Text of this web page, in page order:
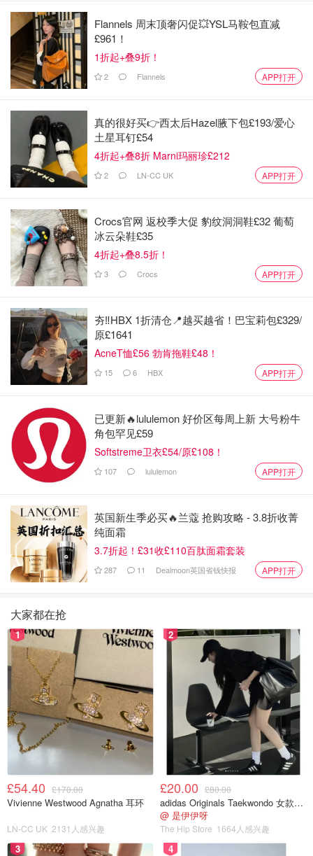
Flannels 周末顶奢闪促💥YSL马鞍包直减
£961！
1折起+叠9折！
2 Flannels APP打开
真的很好买👉西太后Hazel腋下包£193/爱心
土星耳钉£54
4折起+叠8折 Marni玛丽珍£212
2 LN-CC UK APP打开
Crocs官网 返校季大促 豹纹洞洞鞋£32 葡萄
冰云朵鞋£35
4折起+叠8.5折！
3 Crocs APP打开
夯‼️HBX 1折清仓📍越买越省！巴宝莉包£329/
原£1641
AcneT恤£56 勃肯拖鞋£48！
15 6 HBX APP打开
已更新🔥lululemon 好价区每周上新 大号粉牛
角包罕见£59
Softstreme卫衣£54/原£108！
107 lululemon APP打开
英国新生季必买🔥兰蔻 抢购攻略 - 3.8折收菁
纯面霜
3.7折起！£31收£110百肽面霜套装
287 11 Dealmoon英国省钱快报 APP打开
大家都在抢
1
£54.40 £170.00
Vivienne Westwood Agnatha 耳环
LN-CC UK 2131人感兴趣
2
£20.00 £80.00
adidas Originals Taekwondo 女款黑色运动鞋
@ 是伊伊呀
The Hip Store 1664人感兴趣
3 4